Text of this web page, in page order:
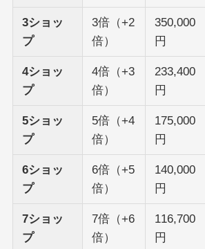
3ショッ
プ
3倍（+2
倍）
350,000
円
4ショッ
プ
4倍（+3
倍）
233,400
円
5ショッ
プ
5倍（+4
倍）
175,000
円
6ショッ
プ
6倍（+5
倍）
140,000
円
7ショッ
プ
7倍（+6
倍）
116,700
円